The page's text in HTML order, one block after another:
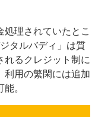
理されていたとこ
タルバディ」は質
れるクレジット制に
利用の繁閑には追加
。